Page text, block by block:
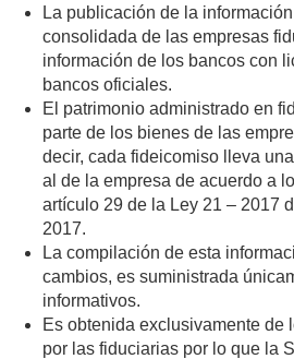
La publicación de la
consolidada de las empresas
información de los bancos con
bancos oficiales.
El patrimonio administrado en
parte de los bienes de las
decir, cada fideicomiso lleva
al de la empresa de acuerdo a
artículo 29 de la Ley 21 – 2017
2017.
La compilación de esta
cambios, es suministrada
informativos.
Es obtenida exclusivamente de
por las fiduciarias por lo que la